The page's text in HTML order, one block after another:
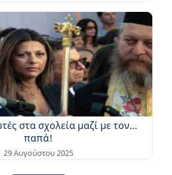
στα σχολεία μαζί με τον…
παπά!
29 Αυγούστου 2025